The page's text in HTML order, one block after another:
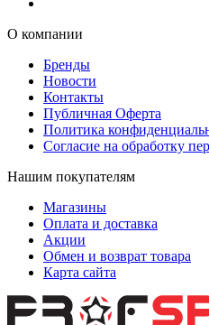
О компании
Бренды
Новости
Контакты
Публичная Оферта
Политика
Согласие на обработку
Нашим покупателям
Магазины
Оплата и доставка
Акции
Обмен и возврат товара
Карта сайта